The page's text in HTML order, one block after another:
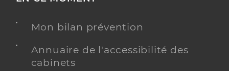
Mon bilan prévention
Annuaire de l'accessibilité des
cabinets